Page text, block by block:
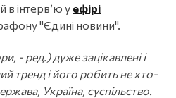
інтервʼю у ефірі
"Єдині новини".
- ред.) дуже зацікавлені і
тренд і його робить не хто-
Україна, суспільство.